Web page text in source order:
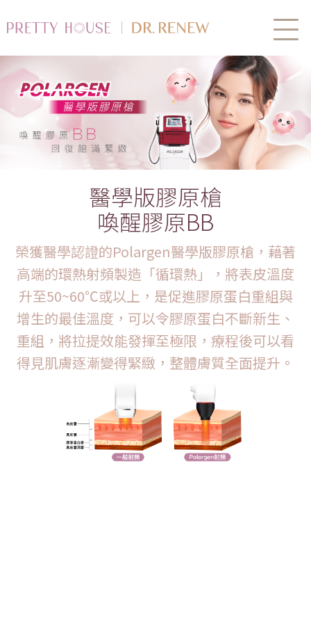
醫學版膠原槍
喚醒膠原BB
榮獲醫學認證的Polargen醫學版膠原槍，藉著
高端的環熱射頻製造「循環熱」，將表皮溫度
升至50~60℃或以上，是促進膠原蛋白重組與
增生的最佳溫度，可以令膠原蛋白不斷新生、
重組，將拉提效能發揮至極限，療程後可以看
得見肌膚逐漸變得緊緻，整體膚質全面提升。